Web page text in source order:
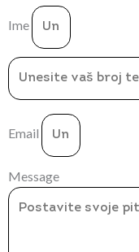
Ime
Email
Message